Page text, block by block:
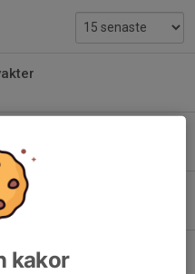
kakor